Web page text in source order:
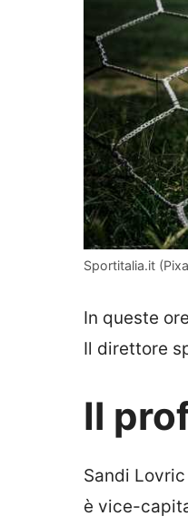
Sportitalia.it
In queste
Il direttore
Il
Sandi
è vice-